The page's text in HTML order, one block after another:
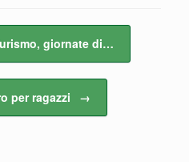
giornate di…
per ragazzi →